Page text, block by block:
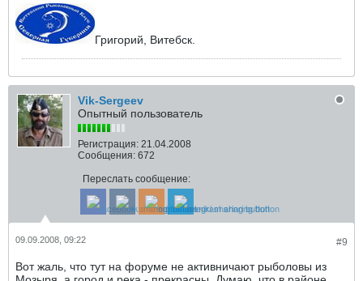
Григорий, Витебск.
Vik-Sergeev
Опытный пользователь
Регистрация: 21.04.2008
Сообщения: 672
Переслать сообщение:
#9
09.09.2008, 09:22
Вот жаль, что тут на форуме не активничают рыболовы из